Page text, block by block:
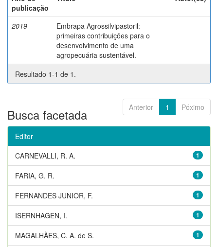
publicação
2019
Embrapa Agrossilvipastoril:
primeiras contribuições para o
desenvolvimento de uma
agropecuária sustentável.
-
Resultado 1-1 de 1.
Anterior 1 Póximo
Busca facetada
Editor
1
CARNEVALLI, R. A.
1
FARIA, G. R.
1
FERNANDES JUNIOR, F.
1
ISERNHAGEN, I.
1
MAGALHÃES, C. A. de S.